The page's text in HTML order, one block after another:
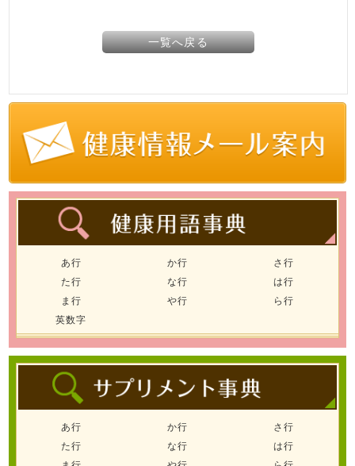
一覧へ戻る
あ行 か行
さ行
た行
な行
は行
ま行
や行
ら行
英数字
あ行 か行
さ行
た行
な行
は行